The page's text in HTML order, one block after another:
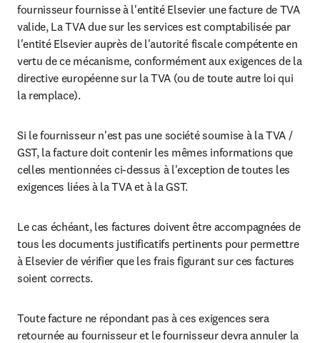
fournisseur fournisse à l'entité Elsevier une facture de TVA
valide, La TVA due sur les services est comptabilisée par
l'entité Elsevier auprès de l'autorité fiscale compétente en
vertu de ce mécanisme, conformément aux exigences de la
directive européenne sur la TVA (ou de toute autre loi qui
la remplace).
Si le fournisseur n'est pas une société soumise à la TVA /
GST, la facture doit contenir les mêmes informations que
celles mentionnées ci-dessus à l'exception de toutes les
exigences liées à la TVA et à la GST.
Le cas échéant, les factures doivent être accompagnées de
tous les documents justificatifs pertinents pour permettre
à Elsevier de vérifier que les frais figurant sur ces factures
soient corrects.
Toute facture ne répondant pas à ces exigences sera
retournée au fournisseur et le fournisseur devra annuler la